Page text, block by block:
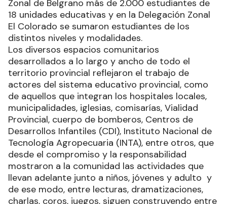
Zonal de Belgrano más de 2.000 estudiantes de
18 unidades educativas y en la Delegación Zonal
El Colorado se sumaron estudiantes de los
distintos niveles y modalidades.
Los diversos espacios comunitarios
desarrollados a lo largo y ancho de todo el
territorio provincial reflejaron el trabajo de
actores del sistema educativo provincial, como
de aquellos que integran los hospitales locales,
municipalidades, iglesias, comisarías, Vialidad
Provincial, cuerpo de bomberos, Centros de
Desarrollos Infantiles (CDI), Instituto Nacional de
Tecnología Agropecuaria (INTA), entre otros, que
desde el compromiso y la responsabilidad
mostraron a la comunidad las actividades que
llevan adelante junto a niños, jóvenes y adulto y
de ese modo, entre lecturas, dramatizaciones,
charlas, coros, juegos, siguen construyendo entre